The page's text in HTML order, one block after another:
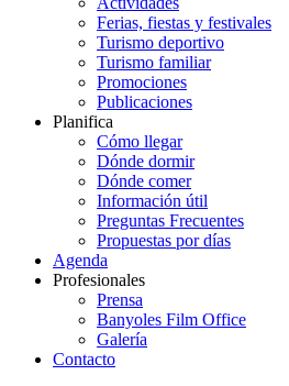
Ferias, fiestas y festivales
Turismo deportivo
Turismo familiar
Promociones
Publicaciones
Planifica
Cómo llegar
Dónde dormir
Dónde comer
Información útil
Preguntas Frecuentes
Propuestas por días
Agenda
Profesionales
Prensa
Banyoles Film Office
Galería
Contacto